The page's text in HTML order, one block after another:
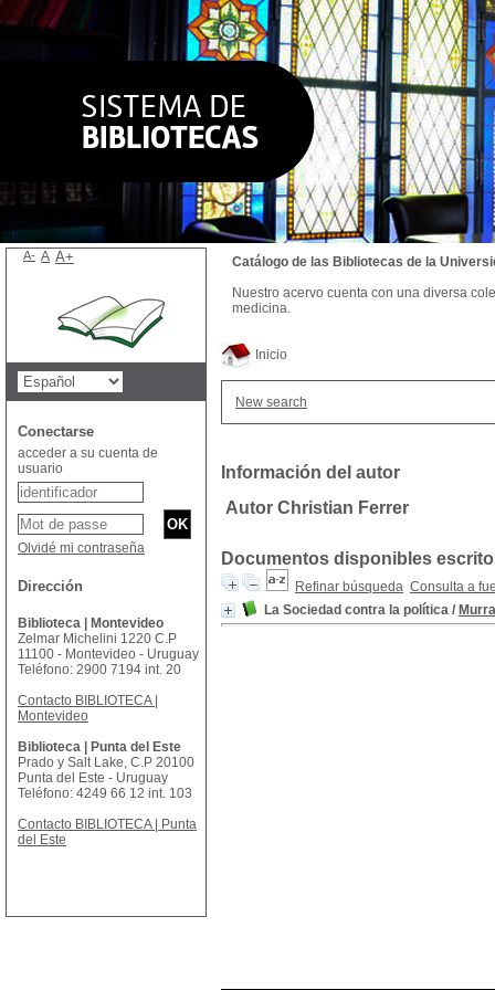
Inicio
New search
Información del autor
Autor Christian Ferrer
Documentos disponibles
Refinar búsqueda Consulta a
La Sociedad contra la política /
Catálogo de las Bibliotecas de la
Nuestro acervo cuenta con una diversa
medicina.
A- A A+
Conectarse
acceder a su cuenta de
usuario
Olvidé mi contraseña
Dirección
Biblioteca | Montevideo
Zelmar Michelini 1220 C.P
11100 - Montevideo - Uruguay
Teléfono: 2900 7194 int. 20
Contacto BIBLIOTECA |
Montevideo
Biblioteca | Punta del Este
Prado y Salt Lake, C.P 20100
Punta del Este - Uruguay
Teléfono: 4249 66 12 int. 103
Contacto BIBLIOTECA | Punta
del Este